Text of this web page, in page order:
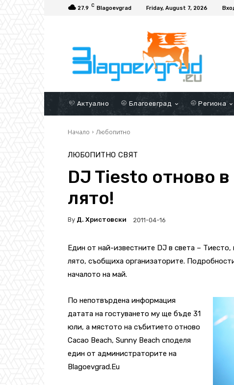
27.9 C Blagoevgrad Friday, August 7, 2026
Актуално Благоевград Региона
Начало Любопитно
ЛЮБОПИТНО СВЯТ
DJ Tiesto отново
лято!
By Д. Христовски 2011-04-16
Един от най-известните DJ в света –
лято, съобщиха организаторите.
началото на май.
По непотвърдена информация
датата на гостуването му ще бъде 31
юли, а мястото на събитието отново
Cacao Beach, Sunny Beach споделя
един от администраторите на
Blagoevgrad.Eu